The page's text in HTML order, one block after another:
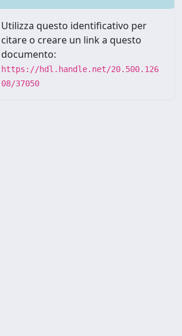
Utilizza questo identificativo per
citare o creare un link a questo
documento:
https://hdl.handle.net/20.500.126
08/37050